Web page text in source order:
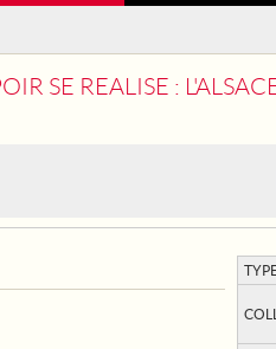
: L'ALSACE-LORRAINE EST